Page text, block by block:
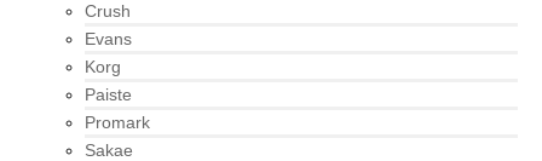
Crush
Evans
Korg
Paiste
Promark
Sakae